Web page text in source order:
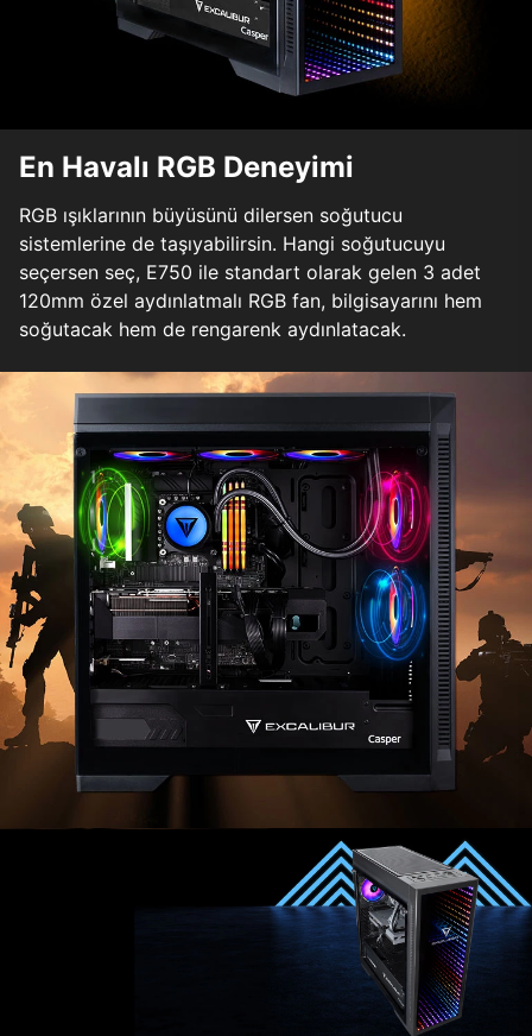
En Havalı RGB Deneyimi
RGB ışıklarının büyüsünü dilersen soğutucu
sistemlerine de taşıyabilirsin. Hangi soğutucuyu
seçersen seç, E750 ile standart olarak gelen 3 adet
120mm özel aydınlatmalı RGB fan, bilgisayarını hem
soğutacak hem de rengarenk aydınlatacak.